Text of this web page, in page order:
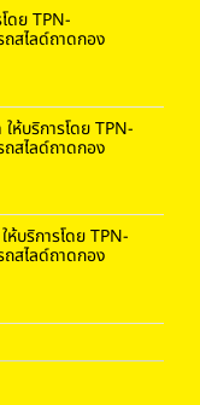
ดย TPN-
สไลด์ถาดกอง
ห้บริการโดย TPN-
สไลด์ถาดกอง
บริการโดย TPN-
สไลด์ถาดกอง